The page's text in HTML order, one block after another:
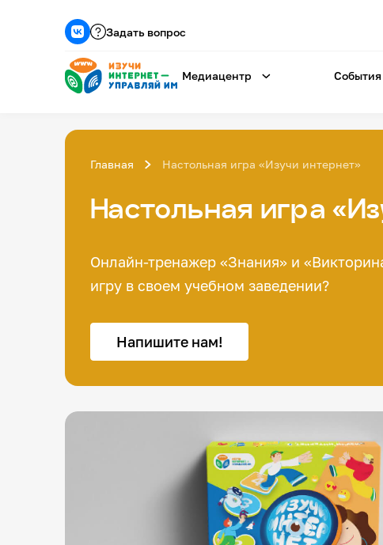
Задать вопрос
Медиацентр События
Главная Настольная игра «Изучи интернет»
Настольная игра
Онлайн-тренажер «Знания» и
игру в своем учебном заведении?
Напишите нам!